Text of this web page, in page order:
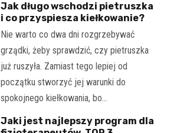
Jak długo wschodzi pietruszka
i co przyspiesza kiełkowanie?
Nie warto co dwa dni rozgrzebywać
grządki, żeby sprawdzić, czy pietruszka
już ruszyła. Zamiast tego lepiej od
początku stworzyć jej warunki do
spokojnego kiełkowania, bo…
Jaki jest najlepszy program dla